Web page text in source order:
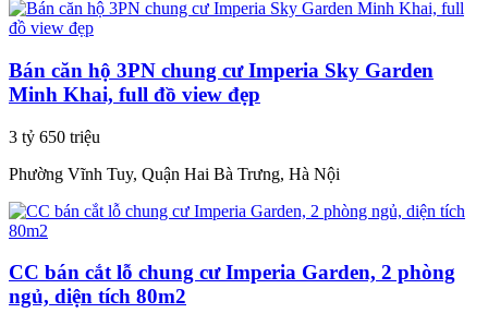
Bán căn hộ 3PN chung cư Imperia Sky Garden
Minh Khai, full đồ view đẹp
3 tỷ 650 triệu
Phường Vĩnh Tuy, Quận Hai Bà Trưng, Hà Nội
CC bán cắt lỗ chung cư Imperia Garden, 2 phòng
ngủ, diện tích 80m2